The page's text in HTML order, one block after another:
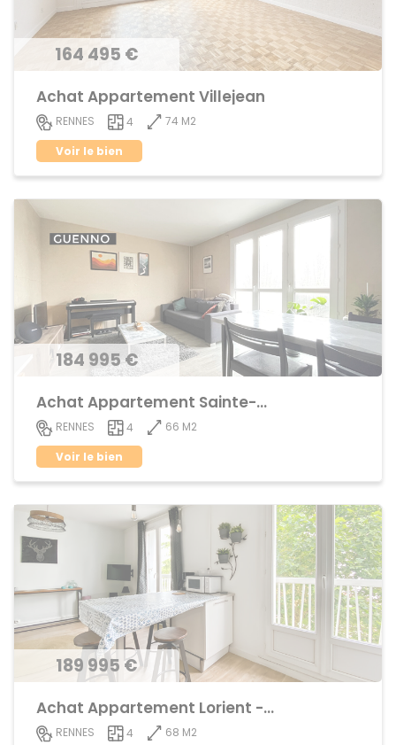
164 495 €
Achat Appartement Villejean
RENNES 4
74 M2
Voir le bien
184 995 €
Achat Appartement Sainte-Thérèse
RENNES 4
66 M2
Voir le bien
189 995 €
Achat Appartement Lorient - Saint-Brieuc
RENNES 4
68 M2